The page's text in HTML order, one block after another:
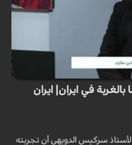
في ايران| ايران
الأستاذ سركيس الدويهي أن تجربته